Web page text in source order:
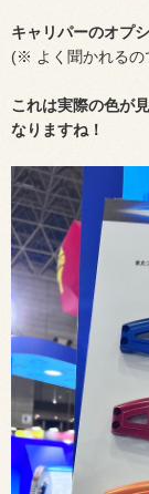
キャリパーのオプ
(※ よく聞かれるの
これは実際の色が
なりますね！